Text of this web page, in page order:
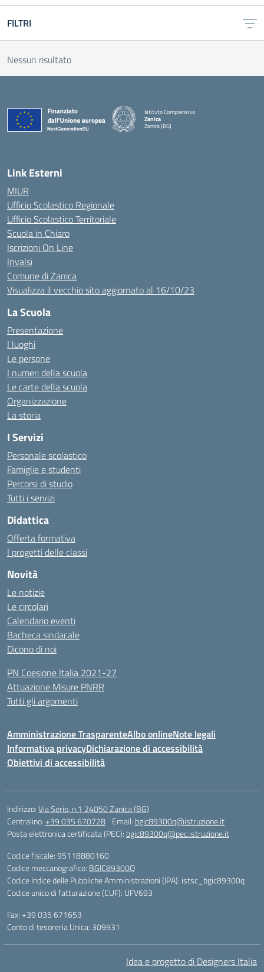
FILTRI
Nessun risultato
Istituto Comprensivo
Zanica
Zanica (BG)
Link Esterni
MIUR
Ufficio Scolastico Regionale
Ufficio Scolastico Territoriale
Scuola in Chiaro
Iscrizioni On Line
Invalsi
Comune di Zanica
Visualizza il vecchio sito aggiornato al 16/10/23
La Scuola
Presentazione
I luoghi
Le persone
I numeri della scuola
Le carte della scuola
Organizzazione
La storia
I Servizi
Personale scolastico
Famiglie e studenti
Percorsi di studio
Tutti i servizi
Didattica
Offerta formativa
I progetti delle classi
Novità
Le notizie
Le circolari
Calendario eventi
Bacheca sindacale
Dicono di noi
PN Coesione Italia 2021-27
Attuazione Misure PNRR
Tutti gli argomenti
Amministrazione TrasparenteAlbo onlineNote legali
Informativa privacyDichiarazione di accessibilità
Obiettivi di accessibilità
Indirizzo:Via Serio, n.1 24050 Zanica (BG)
Centralino:+39 035 670728 Email: bgic89300q@istruzione.it
Posta elettronica certificata (PEC): bgic89300q@pec.istruzione.it
Codice fiscale: 95118880160
Codice meccanografico: BGIC89300Q
Codice Indice delle Pubbliche Amministrazioni (IPA): istsc_bgic89300q
Codice unico di fatturazione (CUF): UFV693
Fax: +39 035 671653
Conto di tesoreria Unica: 309931
Idea e progetto di Designers Italia